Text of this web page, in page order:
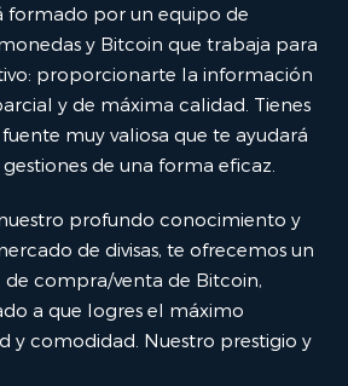
formado por un equipo de
y Bitcoin que trabaja para
proporcionarte la información
y de máxima calidad. Tienes
muy valiosa que te ayudará
de una forma eficaz.
profundo conocimiento y
de divisas, te ofrecemos un
de compra/venta de Bitcoin,
a que logres el máximo
y comodidad. Nuestro prestigio y